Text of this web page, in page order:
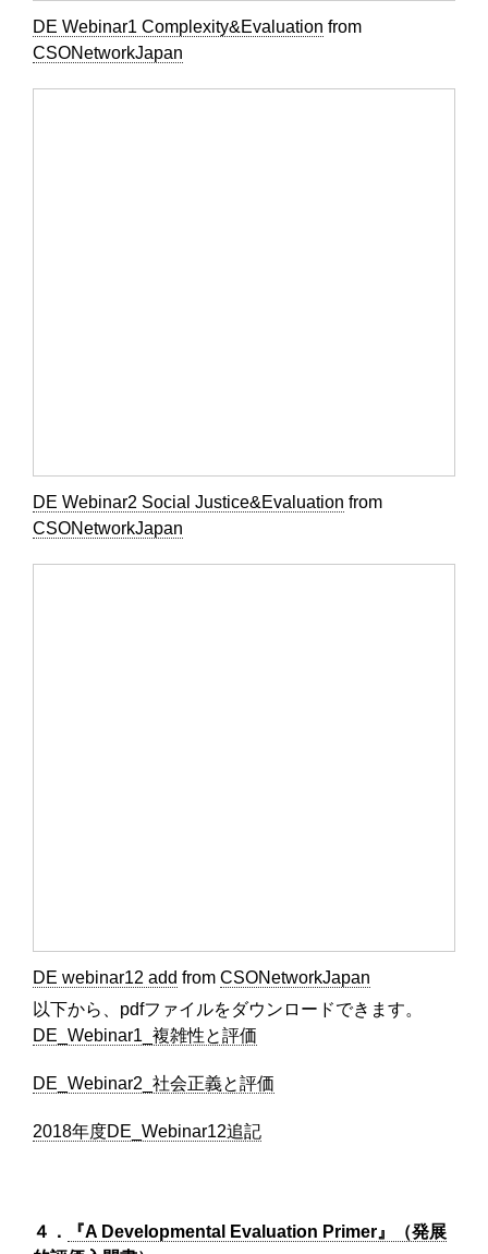
DE Webinar1 Complexity&Evaluation from
CSONetworkJapan
DE Webinar2 Social Justice&Evaluation from
CSONetworkJapan
DE webinar12 add from CSONetworkJapan
以下から、pdfファイルをダウンロードできます。
DE_Webinar1_複雑性と評価
DE_Webinar2_社会正義と評価
2018年度DE_Webinar12追記
４ ．
『A Developmental Evaluation Primer』（発展